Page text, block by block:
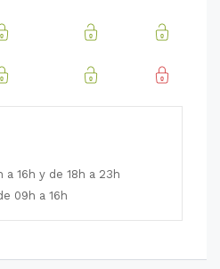
a 16h y de 18h a 23h
09h a 16h